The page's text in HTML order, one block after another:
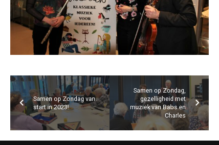
Samen op Zondag van
start in 2023!
Samen op Zondag,
gezelligheid met
muziek van Babs en
Charles